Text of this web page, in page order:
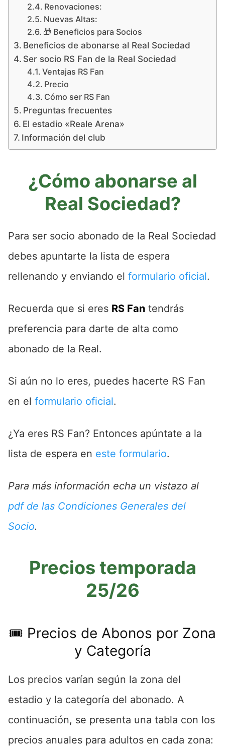
Renovaciones:
Nuevas Altas:
🎁 Beneficios para Socios
Beneficios de abonarse al Real Sociedad
Ser socio RS Fan de la Real Sociedad
Ventajas RS Fan
Precio
Cómo ser RS Fan
Preguntas frecuentes
El estadio «Reale Arena»
Información del club
¿Cómo abonarse al
Real Sociedad?
Para ser socio abonado de la Real Sociedad
debes apuntarte la lista de espera
rellenando y enviando el formulario oficial.
Recuerda que si eres RS Fan tendrás
preferencia para darte de alta como
abonado de la Real.
Si aún no lo eres, puedes hacerte RS Fan
en el formulario oficial.
¿Ya eres RS Fan? Entonces apúntate a la
lista de espera en este formulario.
Para más información echa un vistazo al
pdf de las Condiciones Generales del
Socio.
Precios temporada
25/26
🎟️ Precios de Abonos por Zona
y Categoría
Los precios varían según la zona del
estadio y la categoría del abonado. A
continuación, se presenta una tabla con los
precios anuales para adultos en cada zona: